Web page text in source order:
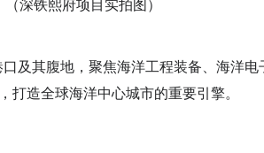
（深铁熙府项目实拍图）
及其腹地，聚焦海洋工程装备、海洋电
打造全球海洋中心城市的重要引擎。